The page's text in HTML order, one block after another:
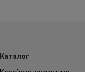
Каталог